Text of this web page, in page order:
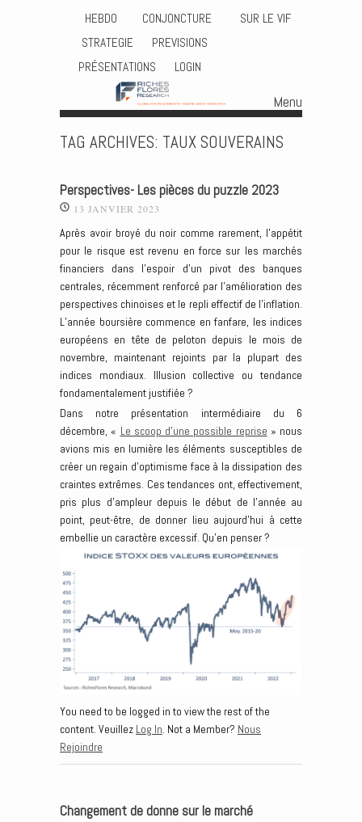
HEBDO CONJONCTURE
SUR LE VIF
STRATEGIE
PREVISIONS
PRÉSENTATIONS
LOGIN
Menu
TAG ARCHIVES: TAUX SOUVERAINS
Perspectives- Les pièces du puzzle 2023
13 JANVIER 2023
Après avoir broyé du noir comme rarement, l’appétit
pour le risque est revenu en force sur les marchés
financiers dans l’espoir d’un pivot des banques
centrales, récemment renforcé par l’amélioration des
perspectives chinoises et le repli effectif de l’inflation.
L’année boursière commence en fanfare, les indices
européens en tête de peloton depuis le mois de
novembre, maintenant rejoints par la plupart des
indices mondiaux. Illusion collective ou tendance
fondamentalement justifiée ?
Dans notre présentation intermédiaire du 6
décembre, « Le scoop d’une possible reprise » nous
avions mis en lumière les éléments susceptibles de
créer un regain d’optimisme face à la dissipation des
craintes extrêmes. Ces tendances ont, effectivement,
pris plus d’ampleur depuis le début de l’année au
point, peut-être, de donner lieu aujourd’hui à cette
embellie un caractère excessif. Qu’en penser ?
You need to be logged in to view the rest of the
content. Veuillez Log In. Not a Member? Nous
Rejoindre
Changement de donne sur le marché